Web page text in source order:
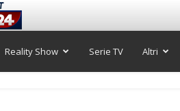
Reality Show Serie TV Altri